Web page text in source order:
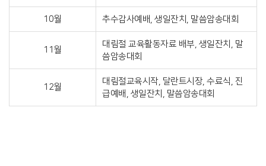
10월 추수감사예배, 생일잔치, 말씀암송대회
11월
대림절 교육활동자료 배부, 생일잔치, 말
씀암송대회
12월
대림절교육시작, 달란트시장, 수료식, 진
급예배, 생일잔치, 말씀암송대회